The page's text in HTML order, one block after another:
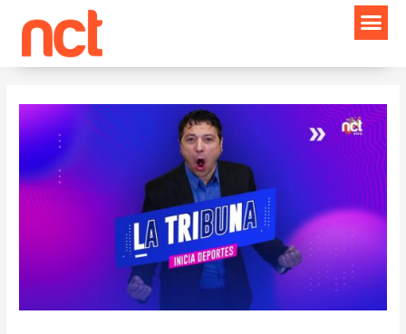
contenido
Navegación
de
entradas